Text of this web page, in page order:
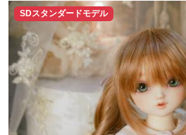
SDスタンダードモデル